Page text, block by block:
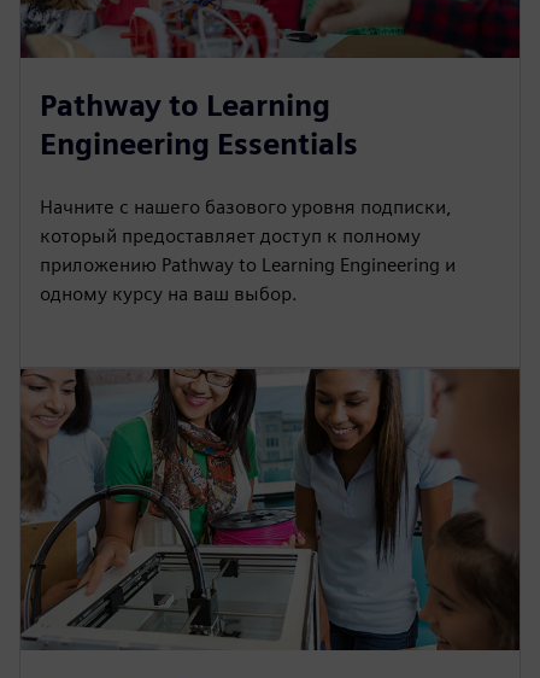
Pathway to Learning
Engineering Essentials
Начните с нашего базового уровня подписки,
который предоставляет доступ к полному
приложению Pathway to Learning Engineering и
одному курсу на ваш выбор.